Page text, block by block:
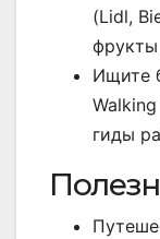
(Lidl,
Ищите
гиды